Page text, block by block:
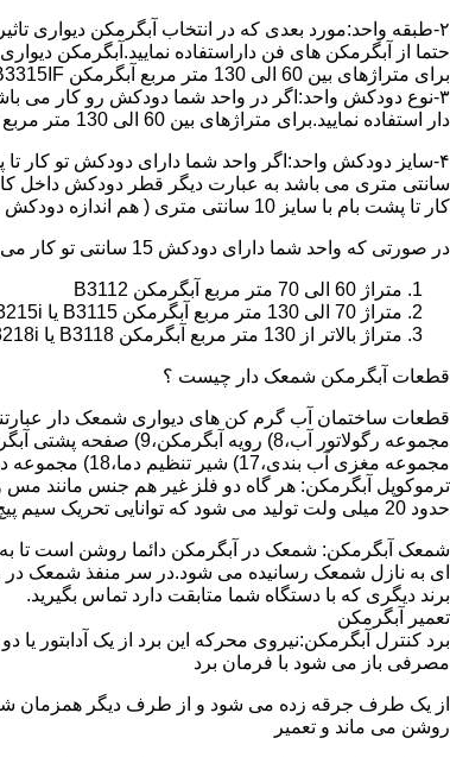
حتما از آبگرمکن های فن داراستفاده نمایید.آبگرمکن
برای متراژهای بین 60 الی 130 متر مربع آبگرمکن B3315IF و متراژهای بالای 130 متر مربع آبگرمکن B3318IF مناسب می باشد.
۳-نوع دودکش واحد:اگر در واحد شما دودکش رو کار می
دار استفاده نمایید.برای متراژهای بین 60 الی 130 متر مربع آبگرمکن B3315IF و متراژهای بالای 130 متر مربع آبگرمکن B3318IF مناسب می باشد.
کار تا پشت بام با سایز 10 سانتی متری ( هم اندازه دودکش بخاری) داشته باشد تنها می توانید از آبگرمکن BX114 استفاده نمایید.
در صورتی که واحد شما دارای دودکش 15 سانتی تو کار می باشد بر اساس متراژ می توانید دستگاه های زیر را انتخاب نمایید:
متراژ 60 الی 70 متر مربع آبگرمکن B3112
متراژ 70 الی 130 متر مربع آبگرمکن B3115 یا B3215i
متراژ بالاتر از 130 متر مربع آبگرمکن B3118 یا B3218i
قطعات آبگرمکن شمعک دار چیست ؟
مجموعه مغزی آب بندی،17) شیر تنظیم دما،18) مجموعه دیافگرام و میل سوپاپ آب 19) ترموکوپل و … که ما برای تعمیر آبگرمکن باید به نمایندگی های مجاز همان برند تماس حاصل فرمایید.
ترموکوپل آبگرمکن: هر گاه دو فلز غیر هم جنس مانند مس
حدود 20 میلی ولت تولید می شود که توانایی تحریک سیم پیچ و باز کردن شیر مغناطیسی وسایل گاز سوز را در مدت 20 ثانیه دارد.
شمعک آبگرمکن: شمعک در آبگرمکن دائما روشن است تا
ای به نازل شمعک رسانیده می شود.در سر منفذ شمعک در
برند دیگری که با دستگاه شما متابقت دارد تماس بگیرید.
تعمیر آبگرمکن
مصرفی باز می شود با فرمان برد
از یک طرف جرقه زده می شود و از طرف دیگر همزمان
روشن می ماند و تعمیر